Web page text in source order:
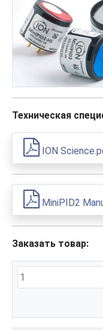
Техническая
ION
MiniPID2
Заказать товар: